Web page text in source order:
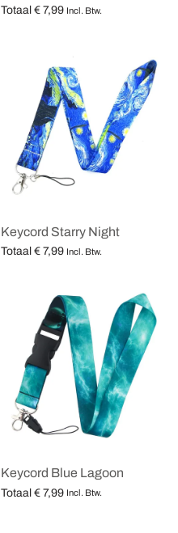
Totaal € 7,99 Incl. Btw.
Keycord Starry Night
Totaal € 7,99 Incl. Btw.
Keycord Blue Lagoon
Totaal € 7,99 Incl. Btw.